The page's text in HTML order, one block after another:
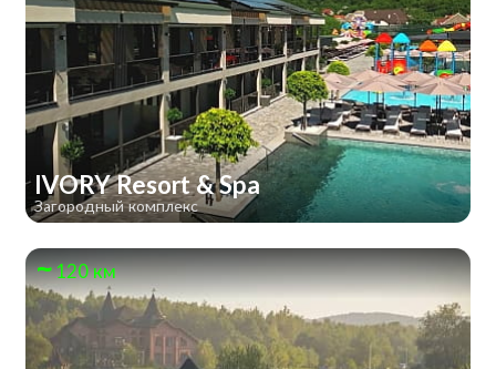
IVORY Resort & Spa
Загородный комплекс
120 км